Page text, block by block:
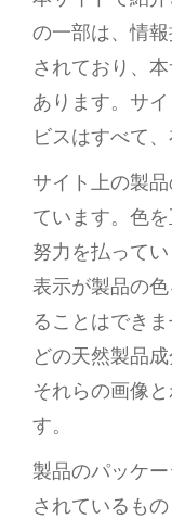
の一部は、情
されており、
あります。サ
ビスはすべて
サイト上の製
ています。色
努力を払って
表示が製品の
ることはでき
どの天然製品
それらの画像
す。
製品のパッケ
されているも